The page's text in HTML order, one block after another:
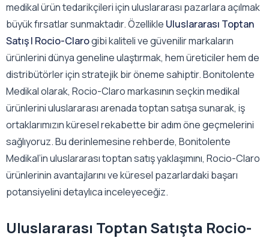
medikal ürün tedarikçileri için uluslararası pazarlara açılmak
büyük fırsatlar sunmaktadır. Özellikle Uluslararası Toptan
Satış | Rocio-Clarogibi kaliteli ve güvenilir markaların
ürünlerini dünya geneline ulaştırmak, hem üreticiler hem de
distribütörler için stratejik bir öneme sahiptir. Bonitolente
Medikal olarak, Rocio-Claro markasının seçkin medikal
ürünlerini uluslararası arenada toptan satışa sunarak, iş
ortaklarımızın küresel rekabette bir adım öne geçmelerini
sağlıyoruz. Bu derinlemesine rehberde, Bonitolente
Medikal’in uluslararası toptan satış yaklaşımını, Rocio-Claro
ürünlerinin avantajlarını ve küresel pazarlardaki başarı
potansiyelini detaylıca inceleyeceğiz.
Uluslararası Toptan Satışta Rocio-